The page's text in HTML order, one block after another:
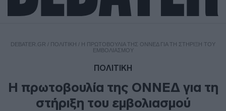
DEBATER.GR / ΠΟΛΙΤΙΚΗ / Η ΠΡΩΤΟΒΟΥΛΊΑ ΤΗΣ ΟΝΝΕΔ ΓΙΑ ΤΗ ΣΤΉΡΙΞΗ ΤΟΥ
ΕΜΒΟΛΙΑΣΜΟΎ
ΠΟΛΙΤΙΚΗ
Η πρωτοβουλία της ΟΝΝΕΔ για τη
στήριξη του εμβολιασμού